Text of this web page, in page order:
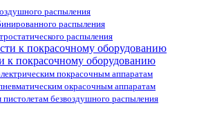
распыления
распыления
распыления
к покрасочному оборудованию
покрасочным аппаратам
окрасочным аппаратам
безвоздушного распыления